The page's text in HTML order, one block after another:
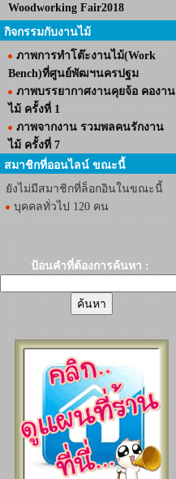
Woodworking Fair2018
กิจกรรมกับงานไม้
ภาพการทำโต๊ะงานไม้(Work
Bench)ที่ศูนย์พัฒฯนครปฐม
ภาพบรรยากาศงานคุยจ้อ คองาน
ไม้ ครั้งที่ 1
ภาพจากงาน รวมพลคนรักงาน
ไม้ ครั้งที่ 7
สมาชิกที่ออนไลน์ ขณะนี้
ยังไม่มีสมาชิกที่ล็อกอินในขณะนี้
บุคคลทั่วไป 120 คน
ป้อนคำที่ต้องการค้นหา :